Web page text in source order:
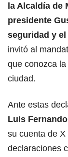
la Alcaldía de
presidente
seguridad y
invitó al
que conozca
ciudad.
Ante estas
Luis
su cuenta de
declaraciones